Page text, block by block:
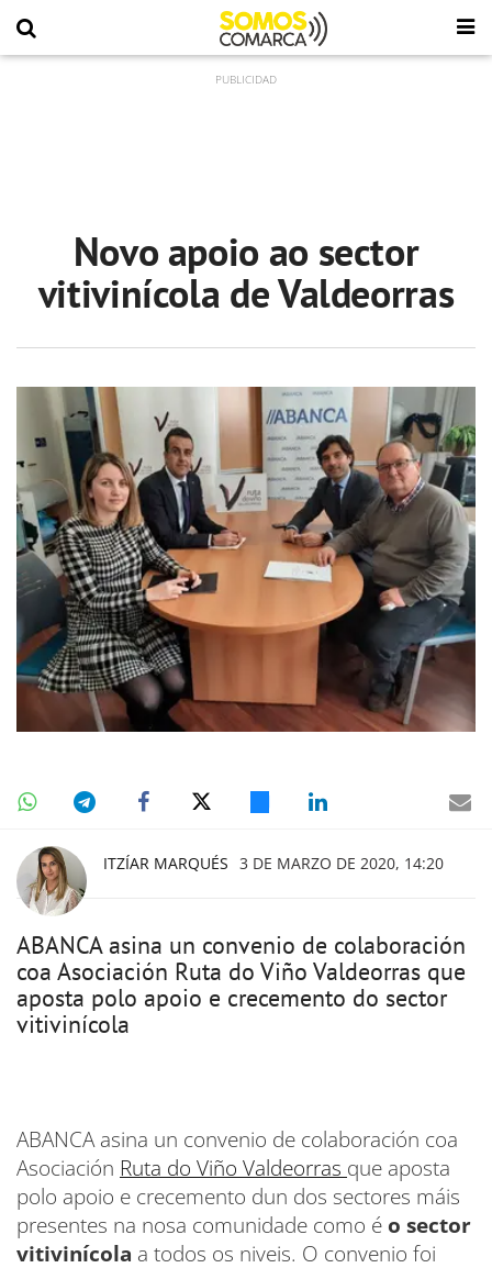
Novo apoio ao sector
vitivinícola de Valdeorras
ITZÍAR MARQUÉS 3 DE MARZO DE 2020, 14:20
ABANCA asina un convenio de colaboración
coa Asociación Ruta do Viño Valdeorras que
aposta polo apoio e crecemento do sector
vitivinícola
ABANCA asina un convenio de colaboración coa
Asociación Ruta do Viño Valdeorras que aposta
polo apoio e crecemento dun dos sectores máis
presentes na nosa comunidade como é o sector
vitivinícola a todos os niveis. O convenio foi